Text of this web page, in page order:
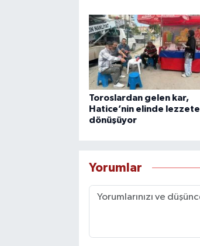
Toroslardan gelen kar,
Hatice’nin elinde lezzete
dönüşüyor
Yorumlar